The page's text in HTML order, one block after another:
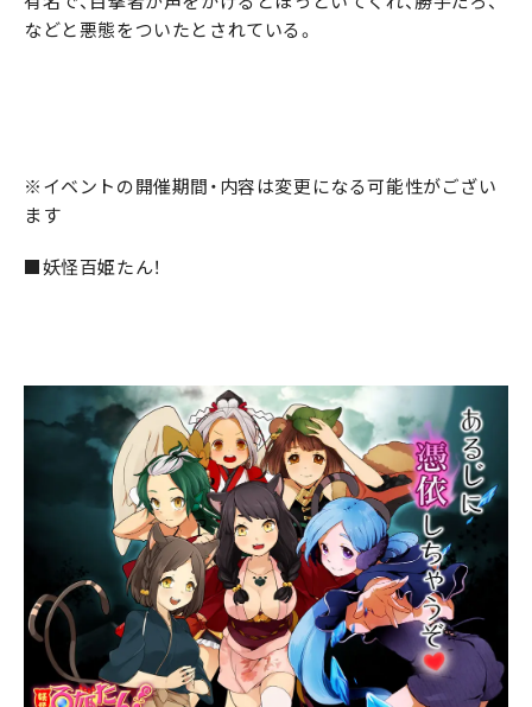
などと悪態をついたとされている。
※イベントの開催期間・内容は変更になる可能性がござい
ます
■妖怪百姫たん！